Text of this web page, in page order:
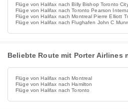
Flüge von Halifax nach Billy Bishop Toronto
Flüge von Halifax nach Toronto Pearson
Flüge von Halifax nach Montreal Pierre Elliott
Flüge von Halifax nach Flughafen John C
Beliebte Route mit Porter Airlines
Flüge von Halifax nach Montreal
Flüge von Halifax nach Hamilton
Flüge von Halifax nach Toronto